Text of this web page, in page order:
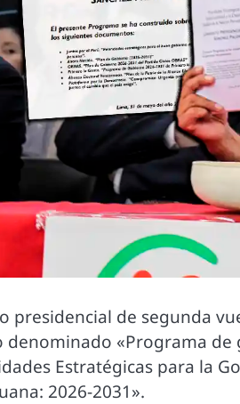
presidencial de segunda
denominado «Programa
Estratégicas para la
2026-2031».